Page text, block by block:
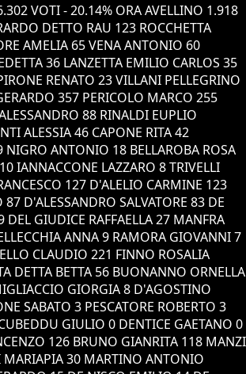
VOTI - 20.14% ORA AVELLINO 1.918
DETTO RAU 123 ROCCHETTA
AMELIA 65 VENA ANTONIO 60
36 LANZETTA EMILIO CARLOS 35
RENATO 23 VILLANI PELLEGRINO
357 PERICOLO MARCO 255
88 RINALDI EUPLIO
ALESSIA 46 CAPONE RITA 42
ANTONIO 18 BELLAROBA ROSA
IANNACCONE LAZZARO 8 TRIVELLI
127 D'ALELIO CARMINE 123
D'ALESSANDRO SALVATORE 83 DE
GIUDICE RAFFAELLA 27 MANFRA
ANNA 9 RAMORA GIOVANNI 7
CLAUDIO 221 FINNO ROSALIA
DETTA BETTA 56 BUONANNO ORNELLA
GIORGIA 8 D'AGOSTINO
SABATO 3 PESCATORE ROBERTO 3
GIULIO 0 DENTICE GAETANO 0
126 BRUNO GIANRITA 118 MANZI
MARIAPIA 30 MARTINO ANTONIO